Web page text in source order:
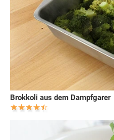
Brokkoli aus dem Dampfgarer